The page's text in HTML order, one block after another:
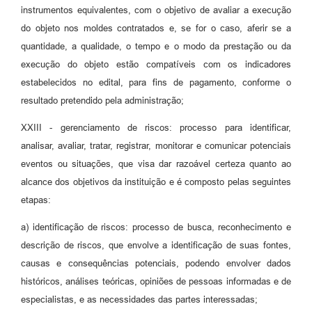
instrumentos equivalentes, com o objetivo de avaliar a execução
do objeto nos moldes contratados e, se for o caso, aferir se a
quantidade, a qualidade, o tempo e o modo da prestação ou da
execução do objeto estão compatíveis com os indicadores
estabelecidos no edital, para fins de pagamento, conforme o
resultado pretendido pela administração;
XXIII - gerenciamento de riscos: processo para identificar,
analisar, avaliar, tratar, registrar, monitorar e comunicar potenciais
eventos ou situações, que visa dar razoável certeza quanto ao
alcance dos objetivos da instituição e é composto pelas seguintes
etapas:
a) identificação de riscos: processo de busca, reconhecimento e
descrição de riscos, que envolve a identificação de suas fontes,
causas e consequências potenciais, podendo envolver dados
históricos, análises teóricas, opiniões de pessoas informadas e de
especialistas, e as necessidades das partes interessadas;